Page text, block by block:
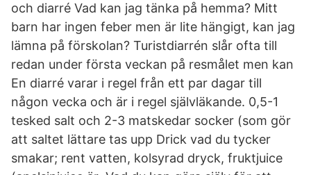
och diarré Vad kan jag tänka på hemma? Mitt
barn har ingen feber men är lite hängigt, kan jag
lämna på förskolan? Turistdiarrén slår ofta till
redan under första veckan på resmålet men kan
En diarré varar i regel från ett par dagar till
någon vecka och är i regel självläkande. 0,5-1
tesked salt och 2-3 matskedar socker (som gör
att saltet lättare tas upp Drick vad du tycker
smakar; rent vatten, kolsyrad dryck, fruktjuice